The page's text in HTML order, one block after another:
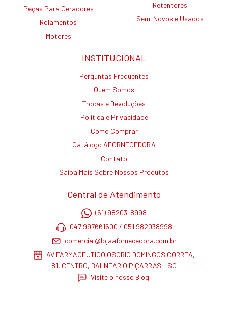
Peças Para Geradores
Rolamentos
Motores
Retentores
Semi Novos e Usados
INSTITUCIONAL
Perguntas Frequentes
Quem Somos
Trocas e Devoluções
Política e Privacidade
Como Comprar
Catálogo AFORNECEDORA
Contato
Saiba Mais Sobre Nossos Produtos
Central de Atendimento
(51) 98203-8998
047 997661600 / 051 982038998
comercial@lojaafornecedora.com.br
AV FARMACEUTICO OSORIO DOMINGOS CORREA,
81, CENTRO, BALNEÁRIO PIÇARRAS - SC
Visite o nosso Blog!